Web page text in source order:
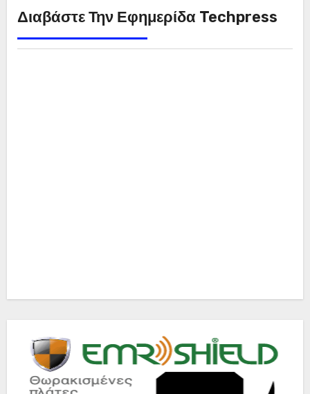
Διαβάστε Την Εφημερίδα Techpress